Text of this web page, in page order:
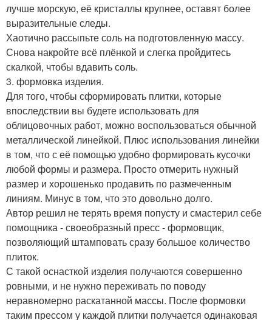
лучше морскую, её кристаллы крупнее, оставят более
выразительные следы.
Хаотично рассыпьте соль на подготовленную массу.
Снова накройте всё плёнкой и слегка пройдитесь
скалкой, чтобы вдавить соль.
3. формовка изделия.
Для того, чтобы сформировать плитки, которые
впоследствии вы будете использовать для
облицовочных работ, можно воспользоваться обычной
металлической линейкой. Плюс использования линейки
в том, что с её помощью удобно формировать кусочки
любой формы и размера. Просто отмерить нужный
размер и хорошенько продавить по размеченным
линиям. Минус в том, что это довольно долго.
Автор решил не терять время попусту и смастерил себе
помощника - своеобразный пресс - формовщик,
позволяющий штамповать сразу большое количество
плиток.
С такой оснасткой изделия получаются совершенно
ровными, и не нужно переживать по поводу
неравномерно раскатанной массы. После формовки
таким прессом у каждой плитки получается одинаковая